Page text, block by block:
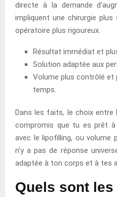
directe à la demande
impliquent une chirurgie
opératoire plus rigoureux.
Résultat immédiat et
Solution adaptée aux
Volume plus contrôlé et
temps.
Dans les faits, le choix entre
compromis que tu es prêt
avec le lipofilling, ou volume
n’y a pas de réponse
adaptée à ton corps et à tes
Quels sont